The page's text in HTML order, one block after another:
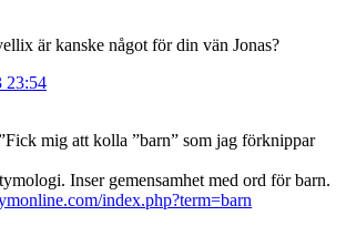
är kanske något för din vän Jonas?
23:54
mig att kolla ”barn” som jag förknippar
Inser gemensamhet med ord för barn.
index.php?term=barn